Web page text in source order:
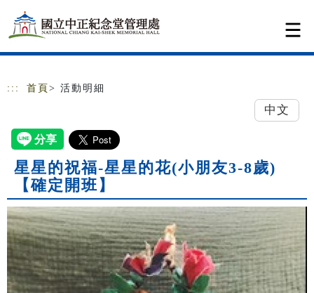
跳到主要內容
網站導覽
::: 首頁 > 活動明細
中文
星星的祝福-星星的花(小朋友3-8歲)
【確定開班】